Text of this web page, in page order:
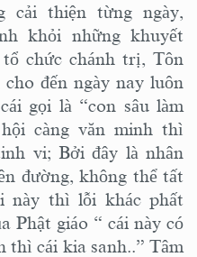
cải thiện từng ngày,
khỏi những khuyết
chức chánh trị, Tôn
đến ngày nay luôn
gọi là “con sâu làm
càng văn minh thì
vi; Bởi đây là nhân
đường, không thể tất
này thì lỗi khác phất
Phật giáo “ cái này có
thì cái kia sanh..” Tâm